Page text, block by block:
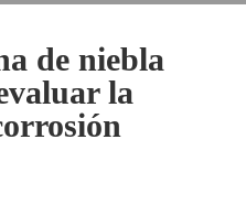
de niebla
la